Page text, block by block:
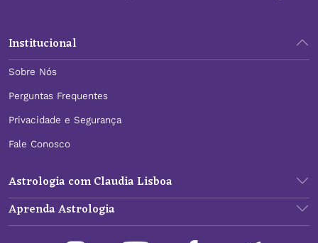
Institucional
Sobre Nós
Perguntas Frequentes
Privacidade e Segurança
Fale Conosco
Astrologia com Claudia Lisboa
Aprenda Astrologia